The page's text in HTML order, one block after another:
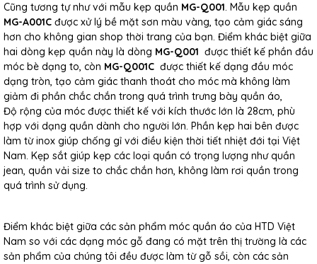
Cũng tương tự như với mẫu kẹp quần MG-Q001. Mẫu kẹp quần
MG-A001C được xử lý bề mặt sơn màu vàng, tạo cảm giác sáng
hơn cho không gian shop thời trang của bạn. Điểm khác biệt giữa
hai dòng kẹp quần này là dòng MG-Q001 được thiết kế phần đầu
móc bè dạng to, còn MG-Q001C được thiết kế dạng đầu móc
dạng tròn, tạo cảm giác thanh thoát cho móc mà không làm
giảm đi phần chắc chắn trong quá trình trưng bày quần áo,
Độ rộng của móc được thiết kế với kích thước lớn là 28cm, phù
hợp với dạng quần dành cho người lớn. Phần kẹp hai bên được
làm từ inox giúp chống gỉ với điều kiện thời tiết nhiệt đới tại Việt
Nam. Kẹp sắt giúp kẹp các loại quần có trọng lượng như quần
jean, quần vải size to chắc chắn hơn, không làm rơi quần trong
quá trình sử dụng.
Điểm khác biệt giữa các sản phẩm móc quần áo của HTD Việt
Nam so với các dạng móc gỗ đang có mặt trên thị trường là các
sản phẩm của chúng tôi đều được làm từ gỗ sồi, còn các sản